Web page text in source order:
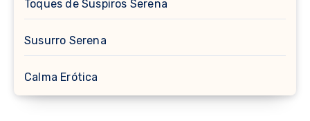
Toques de Suspiros Serena
Susurro Serena
Calma Erótica